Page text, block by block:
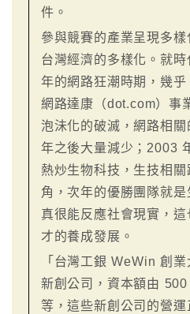
件。
參與競賽的產業呈現多
台灣經濟的多樣化。就
年的網路狂潮時期，幾
網路達康（dot.com）事
泡沬化的破滅，網路相
年之後大量減少；2003
熱炒生物科技，生技相
角，次年的優勝團隊就
真很能反應社會現實，
才的養成發展。
「台灣工銀 WeWin 創
新創公司，資本額由
等，這些新創公司的營